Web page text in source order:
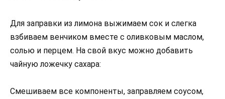
Для заправки из лимона выжимаем сок и слегка
взбиваем венчиком вместе с оливковым маслом,
солью и перцем. На свой вкус можно добавить
чайную ложечку сахара:
Смешиваем все компоненты, заправляем соусом,